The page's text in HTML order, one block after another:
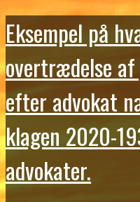
Eksempel på
overtrædelse
efter advokat
klagen 2020-
advokater.